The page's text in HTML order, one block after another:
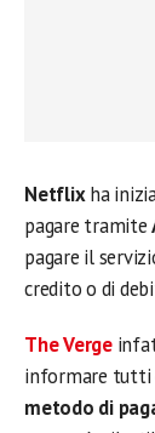
Netflixha
pagare tramite
pagare il
credito o di
The Verge
informare tutti
metodo di